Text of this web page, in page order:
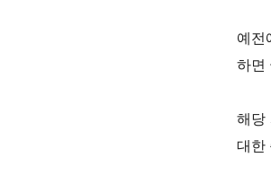
예전
하면
해당
대한